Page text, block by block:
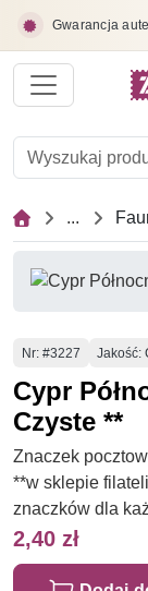
Gwarancja
...
Numer
Nr: #3227 Jakość:
Cypr
Czyste **
Znaczek
**w sklepie
znaczków dla
2,40 zł